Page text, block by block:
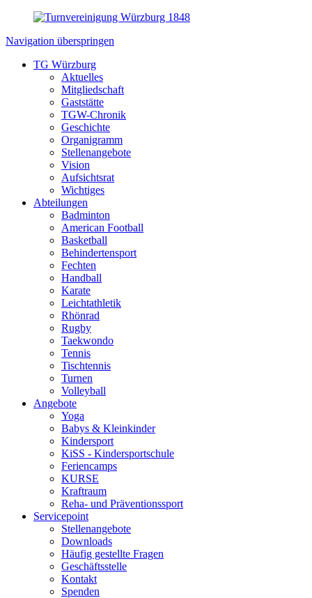
Navigation überspringen
TG Würzburg
Aktuelles
Mitgliedschaft
Gaststätte
TGW-Chronik
Geschichte
Organigramm
Stellenangebote
Vision
Aufsichtsrat
Wichtiges
Abteilungen
Badminton
American Football
Basketball
Behindertensport
Fechten
Handball
Karate
Leichtathletik
Rhönrad
Rugby
Taekwondo
Tennis
Tischtennis
Turnen
Volleyball
Angebote
Yoga
Babys & Kleinkinder
Kindersport
KiSS - Kindersportschule
Feriencamps
KURSE
Kraftraum
Reha- und Präventionssport
Servicepoint
Stellenangebote
Downloads
Häufig gestellte Fragen
Geschäftsstelle
Kontakt
Spenden